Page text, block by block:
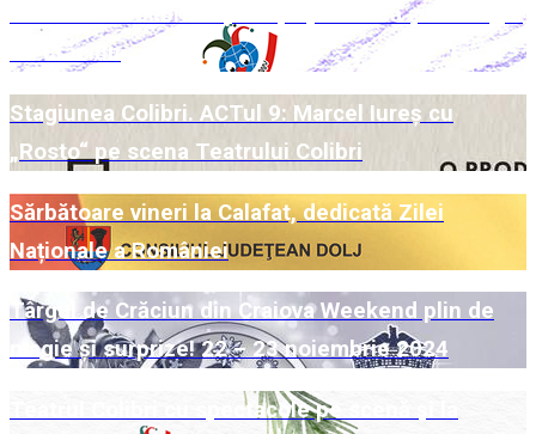
Week-end Colibri cu povești pe scenă și la Târgul
de Crăciun
Stagiunea Colibri. ACTul 9: Marcel Iureș cu
„Rosto“ pe scena Teatrului Colibri
Sărbătoare vineri la Calafat, dedicată Zilei
Naționale a României
Târgul de Crăciun din Craiova Weekend plin de
magie și surprize! 22 – 23 noiembrie 2024
Teatrul Colibri cu spectacole pe scenă și la